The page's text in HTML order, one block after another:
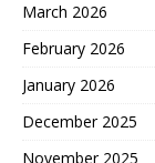
March 2026
February 2026
January 2026
December 2025
November 2025